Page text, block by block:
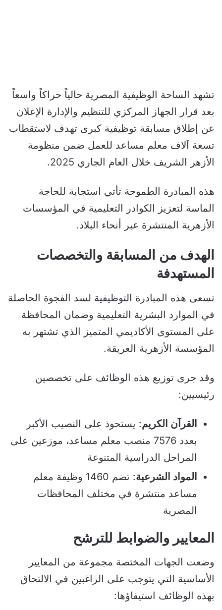
تشهد الساحة الوظيفية المصرية حالياً حراكاً واسعاً
بعد قرار الجهاز المركزي للتنظيم والإدارة الإعلان
عن إطلاق مسابقة توظيفية كبرى تهدف لاستقطاب
تسعة آلاف معلم مساعد للعمل ضمن منظومة
الأزهر الشريف خلال العام الجاري 2025.
هذه المبادرة الطموحة تأتي استجابة للحاجة
الماسة لتعزيز الكوادر التعليمية في المؤسسات
الأزهرية المنتشرة عبر أنحاء البلاد.
الهدف من المسابقة والتخصصات
المستهدفة
تسعى هذه المبادرة التوظيفية لسد الفجوة الحاصلة
في الموارد البشرية التعليمية وضمان المحافظة
على المستوى الأكاديمي المتميز الذي تشتهر به
المؤسسة الأزهرية العريقة.
وقد جرى توزيع هذه الوظائف على تخصصين
رئيسيين:
القرآن الكريم: يستحوذ على النصيب الأكبر
بعدد 7576 منصب معلم مساعد، موزعين على
المراحل الدراسية المتنوعة
المواد الشرعية
: تضم 1460 وظيفة معلم
مساعد منتشرة في مختلف المحافظات
المصرية
المعايير والضوابط للترشح
وضعت الجهات المختصة مجموعة من المعايير
الأساسية التي يتوجب على الراغبين في الالتحاق
بهذه الوظائف استيفاؤها: